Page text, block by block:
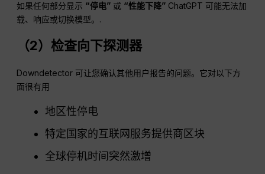
如果任何部分显示 “停电” 或 “性能下降” ChatGPT 可能无法加
载、响应或切换模型。.
（2）检查向下探测器
Downdetector 可让您确认其他用户报告的问题。它对以下方
面很有用
地区性停电
特定国家的互联网服务提供商区块
全球停机时间突然激增